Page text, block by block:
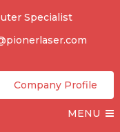
Specialist
Company Profile
MENU